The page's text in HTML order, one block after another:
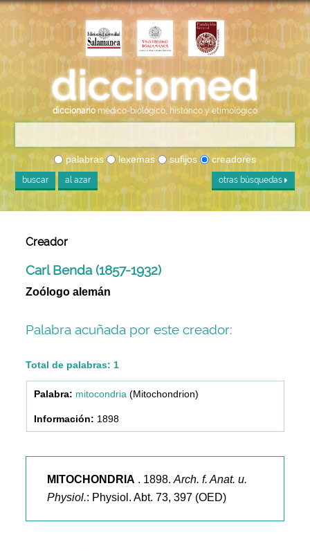
diccionario médico-biológico, histórico y etimológico
palabras lexemas sufijos creadores
buscar al azar otras búsquedas
Creador
Carl Benda (1857-1932)
Zoólogo alemán
Palabra acuñada por este creador:
Total de palabras: 1
mitocondria (Mitochondrion)
1898
MITOCHONDRIA . 1898.Arch. f. Anat. u.
Physiol.: Physiol. Abt. 73, 397 (OED)